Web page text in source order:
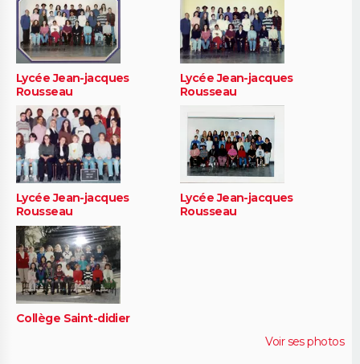
Lycée Jean-jacques
Rousseau
Lycée Jean-jacques
Rousseau
Lycée Jean-jacques
Rousseau
Lycée Jean-jacques
Rousseau
Collège Saint-didier
Voir ses photos